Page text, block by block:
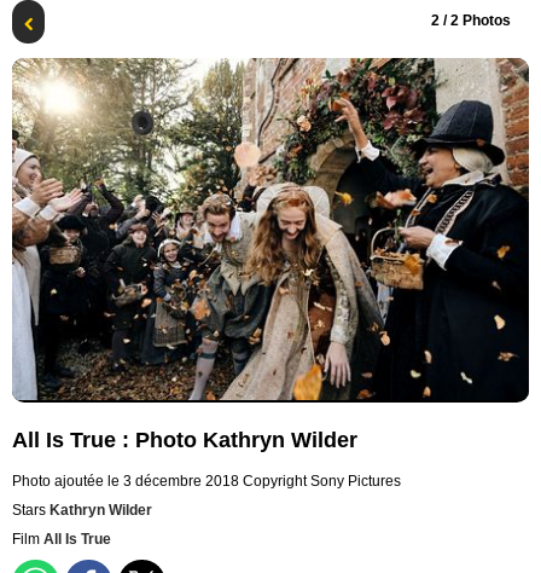
2 / 2 Photos
All Is True : Photo Kathryn Wilder
Photo ajoutée le 3 décembre 2018 Copyright Sony Pictures
Stars Kathryn Wilder
Film All Is True